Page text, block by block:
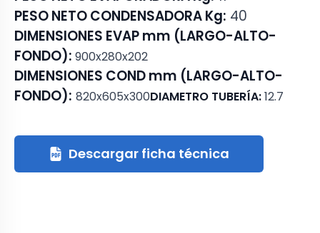
PESO NETO CONDENSADORA Kg: 40
DIMENSIONES EVAP mm (LARGO-ALTO-
FONDO): 900x280x202
DIMENSIONES COND mm (LARGO-ALTO-
FONDO): 820x605x300DIAMETRO TUBERÍA:12.7
Descargar ficha técnica